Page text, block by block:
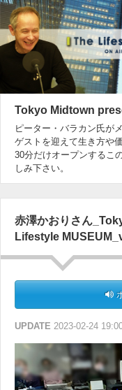
Tokyo Midtown
ピーター・バラカン氏が
ゲストを迎えて生き方や
30分だけオープンするこ
しみ下さい。
赤澤かおりさん
Lifestyle
UPDATE 2023-02-24